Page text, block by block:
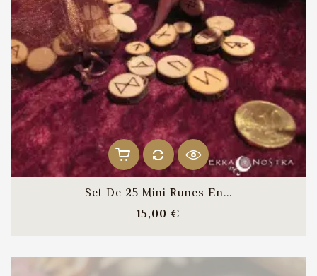
Set De 25 Mini Runes En...
15,00 €